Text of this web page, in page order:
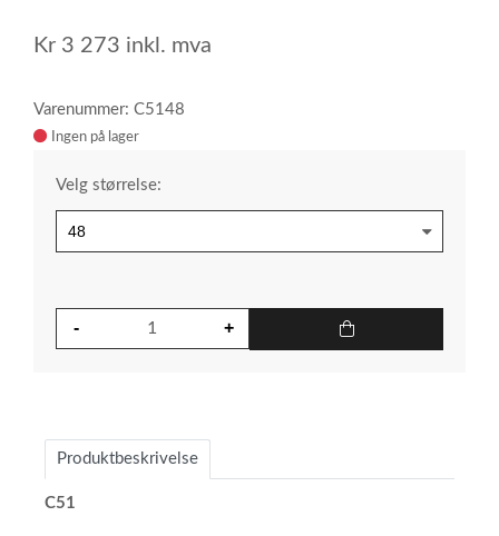
Kr 3 273 inkl. mva
Varenummer: C5148
Ingen på lager
Velg størrelse:
Produktbeskrivelse
C51